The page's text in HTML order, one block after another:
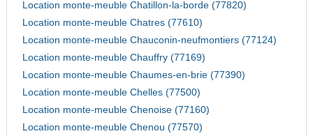
Location monte-meuble Chatillon-la-borde (77820)
Location monte-meuble Chatres (77610)
Location monte-meuble Chauconin-neufmontiers (77124)
Location monte-meuble Chauffry (77169)
Location monte-meuble Chaumes-en-brie (77390)
Location monte-meuble Chelles (77500)
Location monte-meuble Chenoise (77160)
Location monte-meuble Chenou (77570)